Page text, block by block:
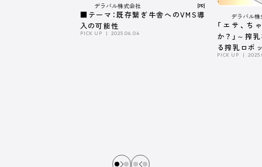
デラバル株式会社 [PR]
■テーマ：既存繋ぎ牛舎へのVMS導
入の可能性
PICK UP 2025.06.04
デラバル
「エサ、ち
か？」～搾
る搾乳ロボ
係～
PICK UP